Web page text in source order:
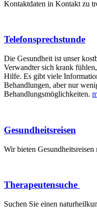
Kontaktdaten in Kontakt zu
Telefonsprechstunde
Die Gesundheit ist unser
Verwandter sich krank
Hilfe. Es gibt viele
Behandlungen, aber nur
Behandlungsmöglichkeiten.
Gesundheitsreisen
Wir bieten
Therapeutensuche
Suchen Sie einen